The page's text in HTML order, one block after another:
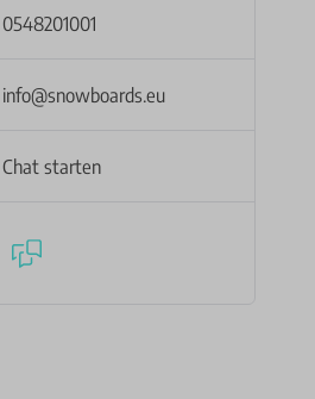
0548201001
info@snowboards.eu
Chat starten